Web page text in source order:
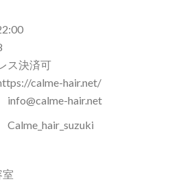
ス決済可
calme-hair.net/
hair.net